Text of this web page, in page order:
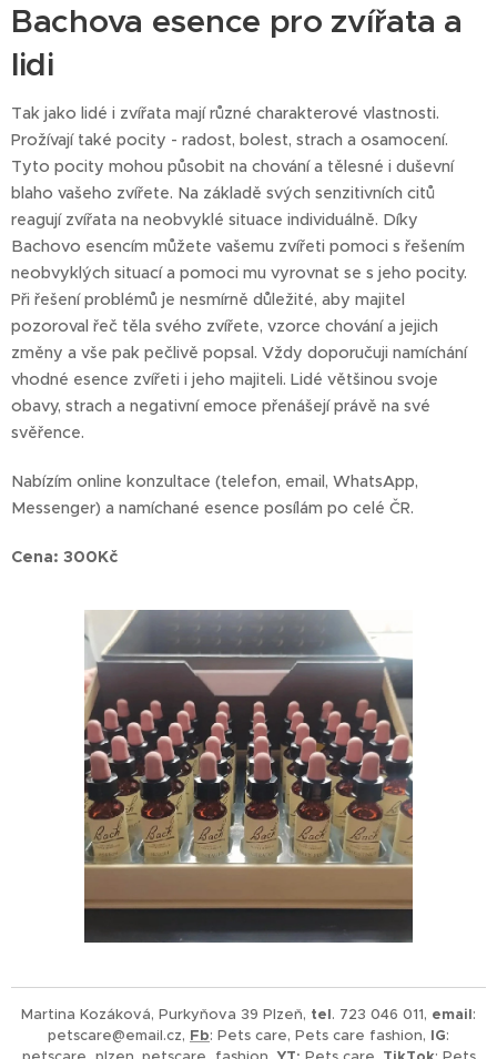
Bachova esence pro zvířata a
lidi
Tak jako lidé i zvířata mají různé charakterové vlastnosti.
Prožívají také pocity - radost, bolest, strach a osamocení.
Tyto pocity mohou působit na chování a tělesné i duševní
blaho vašeho zvířete. Na základě svých senzitivních citů
reagují zvířata na neobvyklé situace individuálně. Díky
Bachovo esencím můžete vašemu zvířeti pomoci s řešením
neobvyklých situací a pomoci mu vyrovnat se s jeho pocity.
Při řešení problémů je nesmírně důležité, aby majitel
pozoroval řeč těla svého zvířete, vzorce chování a jejich
změny a vše pak pečlivě popsal. Vždy doporučuji namíchání
vhodné esence zvířeti i jeho majiteli. Lidé většinou svoje
obavy, strach a negativní emoce přenášejí právě na své
svěřence.
Nabízím online konzultace (telefon, email, WhatsApp,
Messenger) a namíchané esence posílám po celé ČR.
Cena: 300Kč
Martina Kozáková, Purkyňova 39 Plzeň, tel. 723 046 011, email:
petscare@email.cz, Fb: Pets care, Pets care fashion, IG: